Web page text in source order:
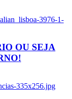
3976-1-
OU SEJA
335x256.jpg